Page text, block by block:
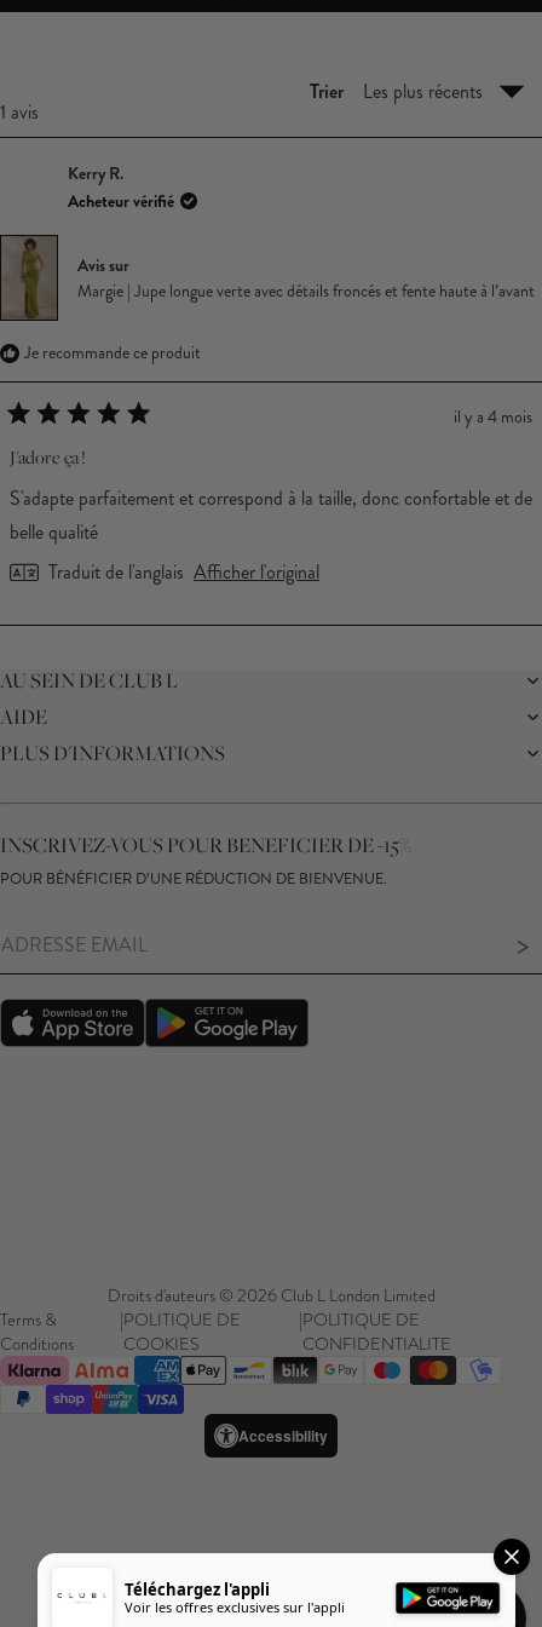
UNE
1 avis
Trier
Kerry R.
Acheteur vérifié
Avis sur
Margie | Jupe longue verte avec détails froncés et fente haute à l’avant
Je recommande ce produit
5
sur
5
étoiles
il y a 4 mois
J'adore ça !
S'adapte parfaitement et correspond à la taille, donc confortable et de
belle qualité
Traduit de l'anglais Afficher l'original
AU SEIN DE CLUB L
LA MARQUE
JOURNAL
AIDE
LIVRAISON
NOUS CONTACTER
CONSEILS D'ENTRETIEN DE VOS PRODUITS
PLUS D'INFORMATIONS
CARTE CADEAU
RÉDUCTION ÉTUDIANTE
DÉCLARATION SUR L’ESCLAVAGE MODERNE
DROIT DE RÉTRACTATION
INSCRIVEZ-VOUS POUR BENEFICIER DE -15%
POUR BÉNÉFICIER D’UNE RÉDUCTION DE BIENVENUE.
>
Droits d'auteurs © 2026 Club L London Limited
Terms &
Conditions
|POLITIQUE DE
COOKIES
|POLITIQUE DE
CONFIDENTIALITE
Accessibility
Besoin
Téléchargez l'appli
Voir les offres exclusives sur l'appli